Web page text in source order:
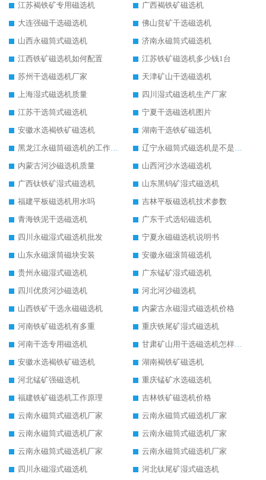
江苏褐铁矿专用磁选机
广西褐铁矿磁选机
大连强磁干选磁选机
佛山贫矿干选磁选机
山西永磁筒式磁选机
济南永磁筒式磁选机
江西铁矿磁选机如何配置
江苏铁矿磁选机多少钱1台
苏州干选磁选机厂家
天津矿山干选磁选机
上海湿式磁选机质量
四川湿式磁选机生产厂家
江苏干选筒式磁选机
宁夏干选磁选机图片
安徽水选褐铁矿磁选机
湖南干选铁矿磁选机
黑龙江永磁筒磁选机的工作原理
辽宁永磁筒式磁选机是不是强磁
内蒙古河沙磁选机质量
山西河沙水选磁选机
广西钛铁矿湿式磁选机
山东黑钨矿湿式磁选机
福建平板磁选机用水吗
吉林平板磁选机技术参数
青海铁泥干选磁选机
广东干式选铝磁选机
四川永磁湿式磁选机批发
宁夏永磁磁选机说明书
山东永磁滚筒磁块安装
安徽永磁滚筒磁选机
贵州永磁湿式磁选机
广东锰矿湿式磁选机
四川优质河沙磁选机
河北河沙磁选机
山西铁矿干选永磁磁选机
内蒙古永磁湿式磁选机价格
河南铁矿磁选机有多重
重庆铁尾矿湿式磁选机
河南干选专用磁选机
甘肃矿山用干选磁选机怎样调磁
安徽水选褐铁矿磁选机
湖南褐铁矿磁选机
河北锰矿强磁选机
重庆锰矿水选磁选机
福建铁矿磁选机工作原理
吉林铁矿磁选机价格
云南永磁筒式磁选机厂家
云南永磁筒式磁选机厂家
云南永磁筒式磁选机厂家
云南永磁筒式磁选机厂家
云南永磁筒式磁选机厂家
云南永磁筒式磁选机厂家
四川永磁湿式磁选机
河北钛尾矿湿式磁选机